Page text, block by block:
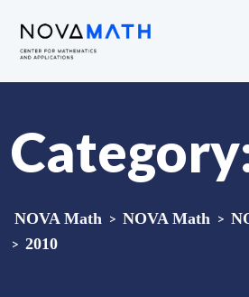
NOVA Math > NOVA Math >
> 2010